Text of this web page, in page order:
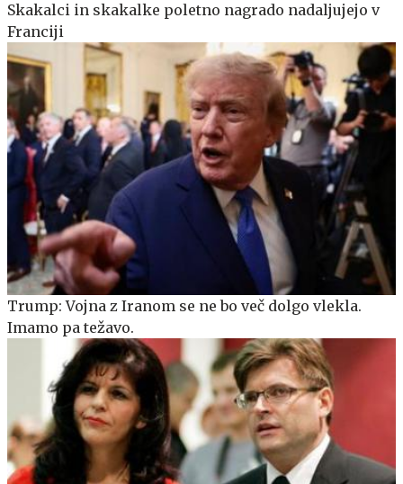
Skakalci in skakalke poletno nagrado nadaljujejo v
Franciji
Trump: Vojna z Iranom se ne bo več dolgo vlekla.
Imamo pa težavo.